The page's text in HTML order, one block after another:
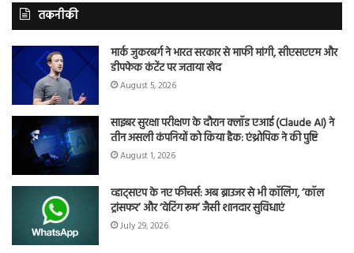
तकनीकी
मार्क जुकरबर्ग ने भारत सरकार से माफी मांगी, सीएसएएम और
डीपफेक कंटेंट पर जताया खेद
August 5, 2026
साइबर सुरक्षा परीक्षण के दौरान क्लॉड एआई (Claude AI) ने
तीन असली कंपनियों को किया हैक: एंथ्रोपिक ने की पुष्टि
August 1, 2026
व्हाट्सएप के नए फीचर्स: अब ब्राउजर से भी कॉलिंग, ‘कॉल
ट्रांसफर’ और ‘वेटिंग रूम’ जैसी शानदार सुविधाएं
July 29, 2026